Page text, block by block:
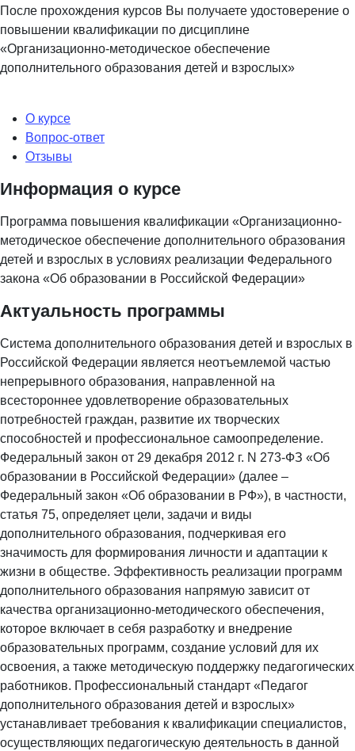
После прохождения курсов Вы получаете удостоверение о
повышении квалификации по дисциплине
«Организационно-методическое обеспечение
дополнительного образования детей и взрослых»
О курсе
Вопрос-ответ
Отзывы
Информация о курсе
Программа повышения квалификации «Организационно-
методическое обеспечение дополнительного образования
детей и взрослых в условиях реализации Федерального
закона «Об образовании в Российской Федерации»
Актуальность программы
Система дополнительного образования детей и взрослых в
Российской Федерации является неотъемлемой частью
непрерывного образования, направленной на
всестороннее удовлетворение образовательных
потребностей граждан, развитие их творческих
способностей и профессиональное самоопределение.
Федеральный закон от 29 декабря 2012 г. N 273-ФЗ «Об
образовании в Российской Федерации» (далее –
Федеральный закон «Об образовании в РФ»), в частности,
статья 75, определяет цели, задачи и виды
дополнительного образования, подчеркивая его
значимость для формирования личности и адаптации к
жизни в обществе. Эффективность реализации программ
дополнительного образования напрямую зависит от
качества организационно-методического обеспечения,
которое включает в себя разработку и внедрение
образовательных программ, создание условий для их
освоения, а также методическую поддержку педагогических
работников. Профессиональный стандарт «Педагог
дополнительного образования детей и взрослых»
устанавливает требования к квалификации специалистов,
осуществляющих педагогическую деятельность в данной